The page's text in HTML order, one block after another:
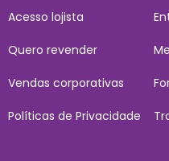
Acesso lojista
Quero revender
Vendas corporativas
Políticas de Privacidade